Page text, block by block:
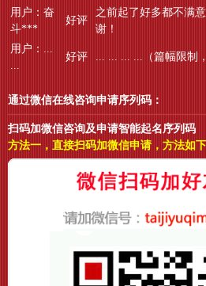
用户：奋
斗***
好评
之前起了好多都不满
谢！
用户：...
...
好评 ... ... ... ...（篇幅限制
通过微信在线咨询申请序列码：
扫码加微信咨询及申请智能起名序列码
方法一，直接扫码加微信申请，方法如下